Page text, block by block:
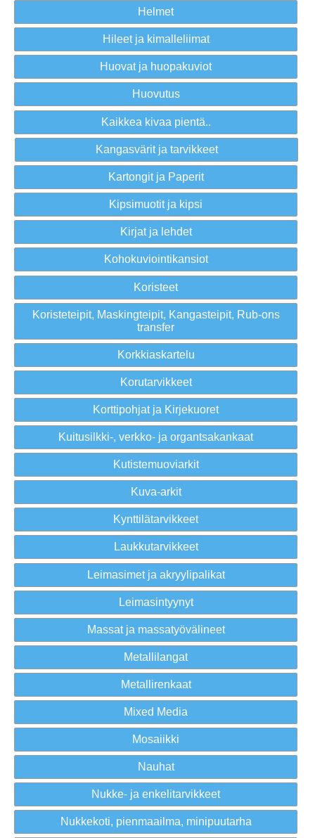
Helmet
Hileet ja kimalleliimat
Huovat ja huopakuviot
Huovutus
Kaikkea kivaa pientä..
Kangasvärit ja tarvikkeet
Kartongit ja Paperit
Kipsimuotit ja kipsi
Kirjat ja lehdet
Kohokuviointikansiot
Koristeet
Koristeteipit, Maskingteipit, Kangasteipit, Rub-ons
transfer
Korkkiaskartelu
Korutarvikkeet
Korttipohjat ja Kirjekuoret
Kuitusilkki-, verkko- ja organtsakankaat
Kutistemuoviarkit
Kuva-arkit
Kynttilätarvikkeet
Laukkutarvikkeet
Leimasimet ja akryylipalikat
Leimasintyynyt
Massat ja massatyövälineet
Metallilangat
Metallirenkaat
Mixed Media
Mosaiikki
Nauhat
Nukke- ja enkelitarvikkeet
Nukkekoti, pienmaailma, minipuutarha